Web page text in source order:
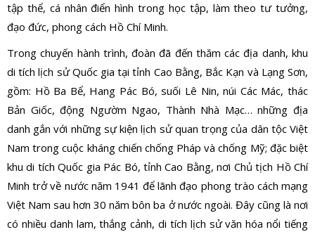
tập thể, cá nhân điển hình trong học tập, làm theo tư tưởng,
đạo đức, phong cách Hồ Chí Minh.
Trong chuyến hành trình, đoàn đã đến thăm các địa danh, khu
di tích lịch sử Quốc gia tại tỉnh Cao Bằng, Bắc Kạn và Lạng Sơn,
gồm: Hồ Ba Bể, Hang Pác Bó, suối Lê Nin, núi Các Mác, thác
Bản Giốc, động Ngườm Ngao, Thành Nhà Mạc… những địa
danh gắn với những sự kiện lịch sử quan trọng của dân tộc Việt
Nam trong cuộc kháng chiến chống Pháp và chống Mỹ; đặc biệt
khu di tích Quốc gia Pác Bó, tỉnh Cao Bằng, nơi Chủ tịch Hồ Chí
Minh trở về nước năm 1941 để lãnh đạo phong trào cách mạng
Việt Nam sau hơn 30 năm bôn ba ở nước ngoài. Đây cũng là nơi
có nhiều danh lam, thắng cảnh, di tích lịch sử văn hóa nổi tiếng